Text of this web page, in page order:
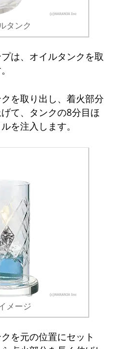
タンク
は、オイルタンクを取
を取り出し、着火部分
て、タンクの8分目ほ
を注入します。
メージ
を元の位置にセット